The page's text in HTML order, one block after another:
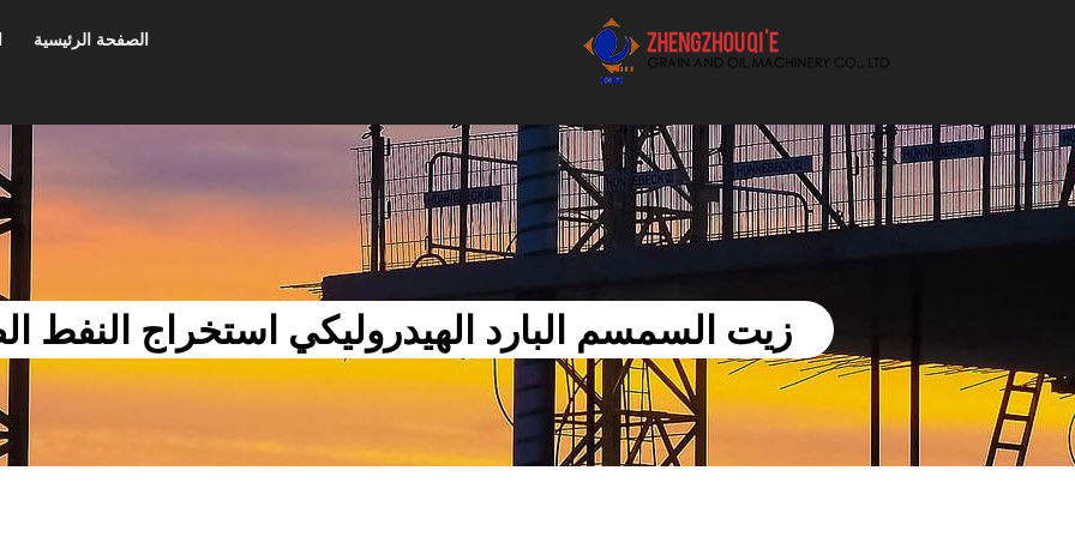
أفضل بيع آلة الزيوت النباتية الموردون
الصفحة الرئيسية
زيت السمسم البارد الهيدروليكي استخراج النفط